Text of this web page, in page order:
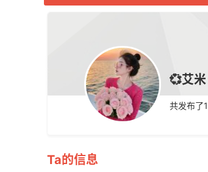
💞艾米
共发布了1
Ta的信息